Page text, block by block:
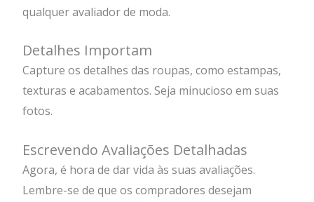
qualquer avaliador de moda.
Detalhes Importam
Capture os detalhes das roupas, como estampas,
texturas e acabamentos. Seja minucioso em suas
fotos.
Escrevendo Avaliações Detalhadas
Agora, é hora de dar vida às suas avaliações.
Lembre-se de que os compradores desejam